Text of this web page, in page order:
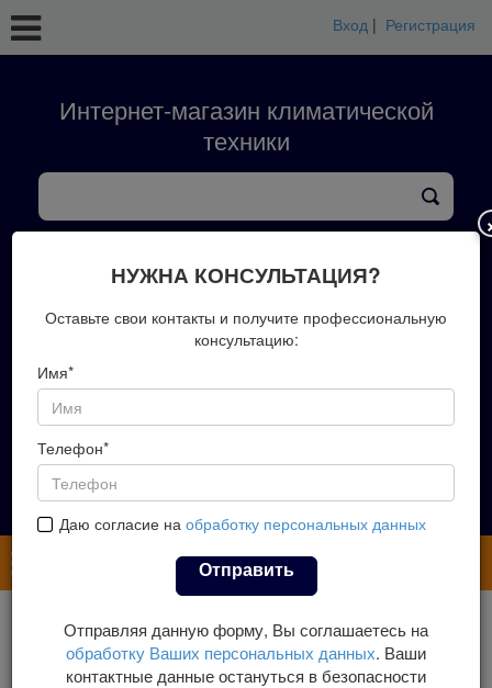
Вход | Регистрация
Интернет-магазин климатической
техники
+7(423)202-51-00
Запись на замер
Главная Каталог
Кондиционеры
Настенные кондиционеры
Кондиционеры Casarte
Кондиционеры Casarte серии Velato
НУЖНА КОНСУЛЬТАЦИЯ?
Оставьте свои контакты и получите профессиональную
консультацию:
Имя*
Телефон*
Даю согласие на обработку персональных данных
Отправить
Отправляя данную форму, Вы соглашаетесь на
обработку Ваших персональных данных. Ваши
контактные данные остануться в безопасности